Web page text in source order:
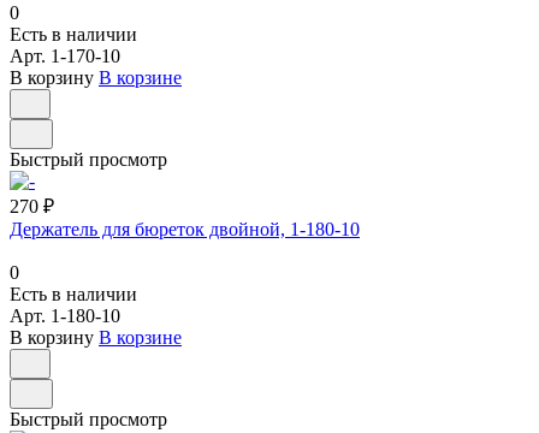
0
Есть в наличии
Арт. 1-170-10
В корзину В корзине
Быстрый просмотр
270 ₽
Держатель для бюреток двойной, 1-180-10
0
Есть в наличии
Арт. 1-180-10
В корзину В корзине
Быстрый просмотр